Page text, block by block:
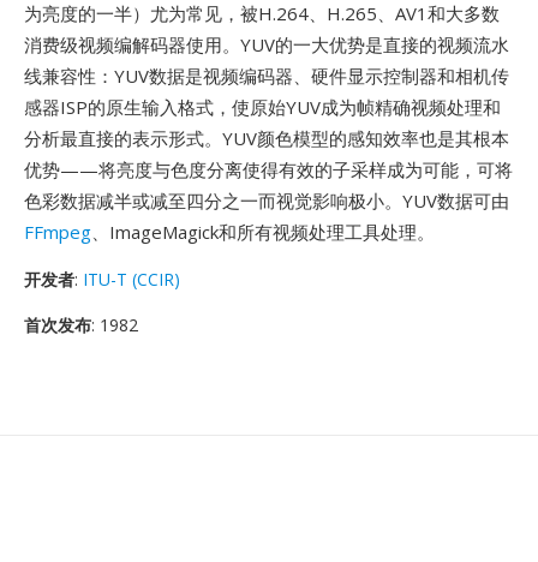
为亮度的一半）尤为常见，被H.264、H.265、AV1和大多数
消费级视频编解码器使用。YUV的一大优势是直接的视频流水
线兼容性：YUV数据是视频编码器、硬件显示控制器和相机传
感器ISP的原生输入格式，使原始YUV成为帧精确视频处理和
分析最直接的表示形式。YUV颜色模型的感知效率也是其根本
优势——将亮度与色度分离使得有效的子采样成为可能，可将
色彩数据减半或减至四分之一而视觉影响极小。YUV数据可由
FFmpeg、ImageMagick和所有视频处理工具处理。
开发者: ITU-T (CCIR)
首次发布: 1982